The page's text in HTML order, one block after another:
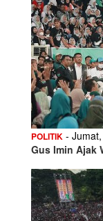
POLITIK -
Gus Imin Ajak